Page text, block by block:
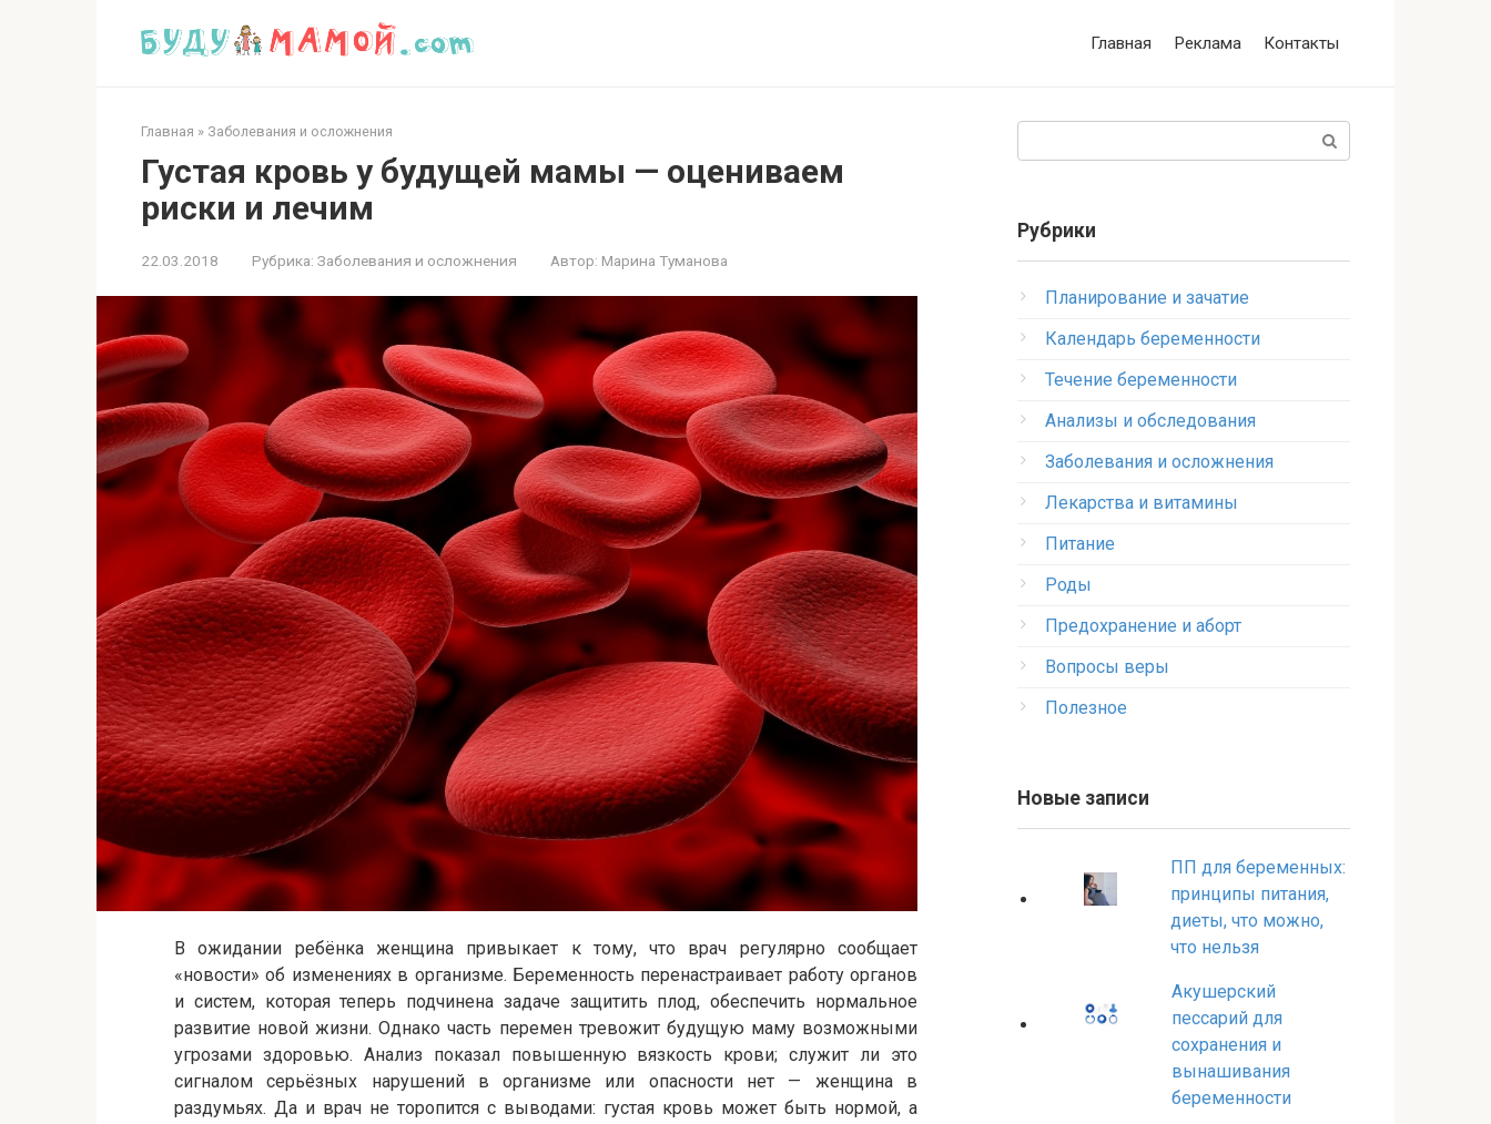
Главная Реклама Контакты
Главная » Заболевания и осложнения
Густая кровь у будущей мамы — оцениваем
риски и лечим
22.03.2018 Рубрика: Заболевания и осложнения Автор: Марина Туманова
В ожидании ребёнка женщина привыкает к тому, что врач регулярно сообщает
«новости» об изменениях в организме. Беременность перенастраивает работу органов
и систем, которая теперь подчинена задаче защитить плод, обеспечить нормальное
развитие новой жизни. Однако часть перемен тревожит будущую маму возможными
угрозами здоровью. Анализ показал повышенную вязкость крови; служит ли это
сигналом серьёзных нарушений в организме или опасности нет — женщина в
раздумьях. Да и врач не торопится с выводами: густая кровь может быть нормой, а
Рубрики
Планирование и зачатие
Календарь беременности
Течение беременности
Анализы и обследования
Заболевания и осложнения
Лекарства и витамины
Питание
Роды
Предохранение и аборт
Вопросы веры
Полезное
Новые записи
ПП для беременных:
принципы питания,
диеты, что можно,
что нельзя
Акушерский
пессарий для
сохранения и
вынашивания
беременности